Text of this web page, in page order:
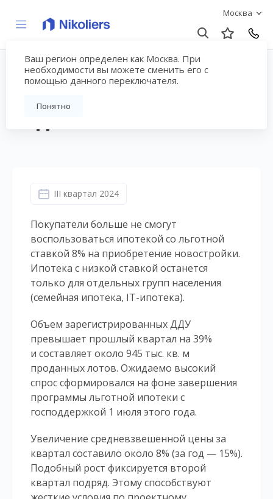
Москва
Ваш регион определен как Москва. При
необходимости вы можете сменить его с
помощью данного переключателя.
Понятно
I полугодие 2024 |
Москва | Жилая
III квартал 2024
Покупатели больше не смогут
воспользоваться ипотекой со льготной
ставкой 8% на приобретение новостройки.
Ипотека с низкой ставкой останется
только для отдельных групп населения
(семейная ипотека, IT-ипотека).
Объем зарегистрированных ДДУ
превышает прошлый квартал на 39%
и составляет около 945 тыс. кв. м
проданных лотов. Ожидаемо высокий
спрос сформировался на фоне завершения
программы льготной ипотеки с
господдержкой 1 июля этого года.
Увеличение средневзвешенной цены за
квартал составило около 8% (за год — 15%).
Подобный рост фиксируется второй
квартал подряд. Этому способствуют